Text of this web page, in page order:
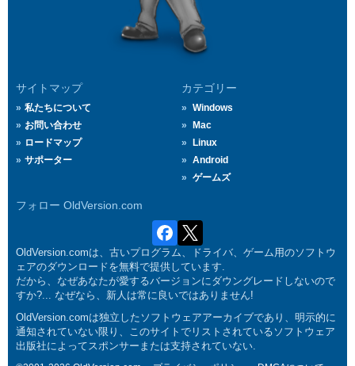
サイトマップ
私たちについて
お問い合わせ
ロードマップ
サポーター
カテゴリー
Windows
Mac
Linux
Android
ゲームズ
フォロー OldVersion.com
OldVersion.comは、古いプログラム、ドライバ、ゲーム用のソフトウ
ェアのダウンロードを無料で提供しています.
だから、なぜあなたが愛するバージョンにダウングレードしないので
すか?... なぜなら、新人は常に良いではありません!
OldVersion.comは独立したソフトウェアアーカイブであり、明示的に
通知されていない限り、このサイトでリストされているソフトウェア
出版社によってスポンサーまたは支持されていない.